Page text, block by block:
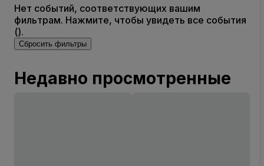
Нет событий, соответствующих вашим
фильтрам. Нажмите, чтобы увидеть все события
().
Сбросить фильтры
Недавно просмотренные